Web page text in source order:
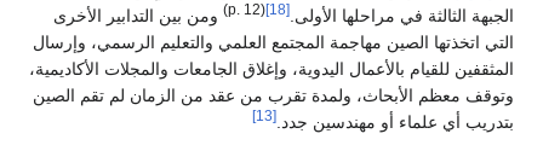
الجبهة الثالثة في مراحلها الأولى. [18]
(p. 12)
ومن بين التدابير الأخرى
التي اتخذتها الصين مهاجمة المجتمع العلمي والتعليم الرسمي، وإرسال
المثقفين للقيام بالأعمال اليدوية، وإغلاق الجامعات والمجلات الأكاديمية،
وتوقف معظم الأبحاث، ولمدة تقرب من عقد من الزمان لم تقم الصين
بتدريب أي علماء أو مهندسين جدد. [13]